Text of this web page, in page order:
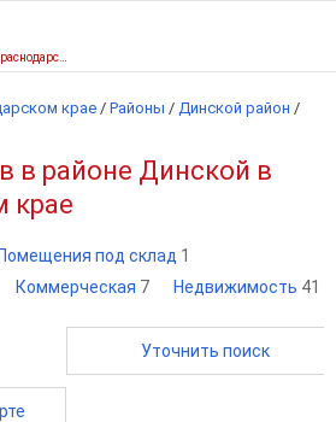
крае / Районы / Динской район /
в районе Динской в
крае
Помещения под склад 1
Коммерческая 7 Недвижимость 41
Уточнить поиск